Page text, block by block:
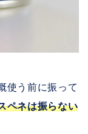
使う前に振って
ペネは振らない